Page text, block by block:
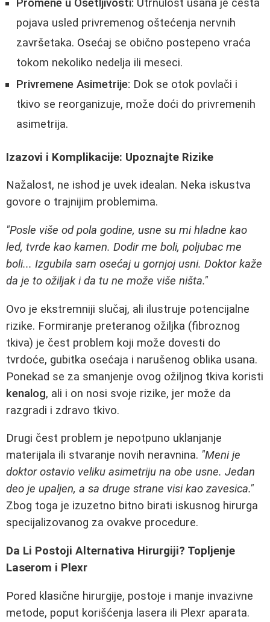
Promene u Osetljivosti: Utrnulost usana je česta
pojava usled privremenog oštećenja nervnih
završetaka. Osećaj se obično postepeno vraća
tokom nekoliko nedelja ili meseci.
Privremene Asimetrije: Dok se otok povlači i
tkivo se reorganizuje, može doći do privremenih
asimetrija.
Izazovi i Komplikacije: Upoznajte Rizike
Nažalost, ne ishod je uvek idealan. Neka iskustva
govore o trajnijim problemima.
"Posle više od pola godine, usne su mi hladne kao
led, tvrde kao kamen. Dodir me boli, poljubac me
boli... Izgubila sam osećaj u gornjoj usni. Doktor kaže
da je to ožiljak i da tu ne može više ništa."
Ovo je ekstremniji slučaj, ali ilustruje potencijalne
rizike. Formiranje preteranog ožiljka (fibroznog
tkiva) je čest problem koji može dovesti do
tvrdoće, gubitka osećaja i narušenog oblika usana.
Ponekad se za smanjenje ovog ožiljnog tkiva koristi
kenalog, ali i on nosi svoje rizike, jer može da
razgradi i zdravo tkivo.
Drugi čest problem je nepotpuno uklanjanje
materijala ili stvaranje novih neravnina. "Meni je
doktor ostavio veliku asimetriju na obe usne. Jedan
deo je upaljen, a sa druge strane visi kao zavesica."
Zbog toga je izuzetno bitno birati iskusnog hirurga
specijalizovanog za ovakve procedure.
Da Li Postoji Alternativa Hirurgiji? Topljenje
Laserom i Plexr
Pored klasične hirurgije, postoje i manje invazivne
metode, poput korišćenja lasera ili Plexr aparata.